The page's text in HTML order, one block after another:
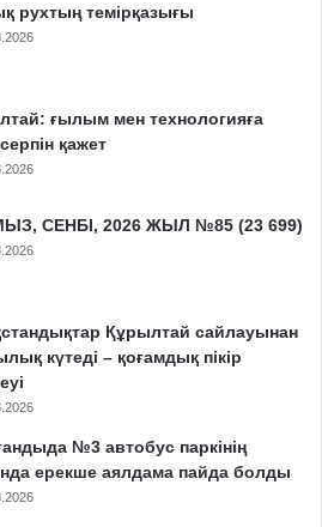
рухтың темірқазығы
ғылым мен технологияға
қажет
СЕНБІ, 2026 ЖЫЛ №85 (23 699)
Құрылтай сайлауынан
күтеді – қоғамдық пікір
№3 автобус паркінің
ерекше аялдама пайда болды